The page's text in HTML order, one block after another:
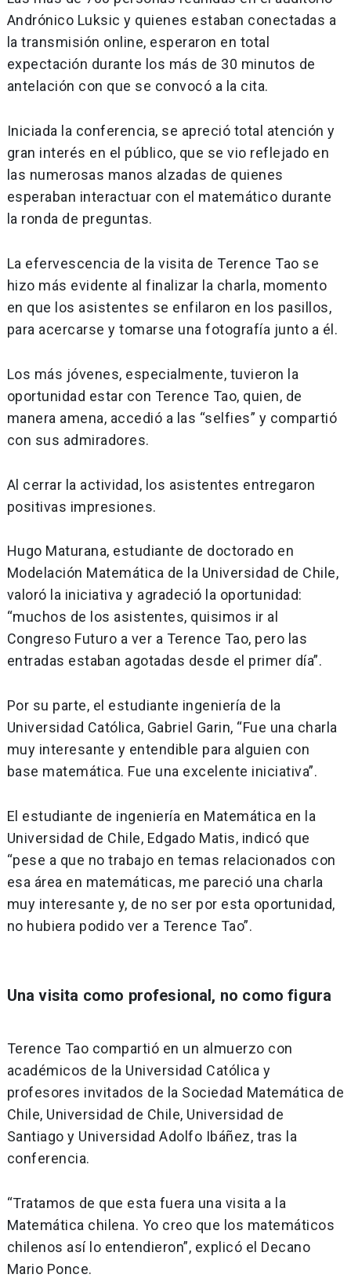
Andrónico Luksic y quienes estaban conectadas a
la transmisión online, esperaron en total
expectación durante los más de 30 minutos de
antelación con que se convocó a la cita.
Iniciada la conferencia, se apreció total atención y
gran interés en el público, que se vio reflejado en
las numerosas manos alzadas de quienes
esperaban interactuar con el matemático durante
la ronda de preguntas.
La efervescencia de la visita de Terence Tao se
hizo más evidente al finalizar la charla, momento
en que los asistentes se enfilaron en los pasillos,
para acercarse y tomarse una fotografía junto a él.
Los más jóvenes, especialmente, tuvieron la
oportunidad estar con Terence Tao, quien, de
manera amena, accedió a las “selfies” y compartió
con sus admiradores.
Al cerrar la actividad, los asistentes entregaron
positivas impresiones.
Hugo Maturana, estudiante de doctorado en
Modelación Matemática de la Universidad de Chile,
valoró la iniciativa y agradeció la oportunidad:
“muchos de los asistentes, quisimos ir al
Congreso Futuro a ver a Terence Tao, pero las
entradas estaban agotadas desde el primer día”.
Por su parte, el estudiante ingeniería de la
Universidad Católica, Gabriel Garin, “Fue una charla
muy interesante y entendible para alguien con
base matemática. Fue una excelente iniciativa”.
El estudiante de ingeniería en Matemática en la
Universidad de Chile, Edgado Matis, indicó que
“pese a que no trabajo en temas relacionados con
esa área en matemáticas, me pareció una charla
muy interesante y, de no ser por esta oportunidad,
no hubiera podido ver a Terence Tao”.
Una visita como profesional, no como figura
Terence Tao compartió en un almuerzo con
académicos de la Universidad Católica y
profesores invitados de la Sociedad Matemática de
Chile, Universidad de Chile, Universidad de
Santiago y Universidad Adolfo Ibáñez, tras la
conferencia.
“Tratamos de que esta fuera una visita a la
Matemática chilena. Yo creo que los matemáticos
chilenos así lo entendieron”, explicó el Decano
Mario Ponce.